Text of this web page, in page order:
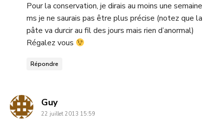
Pour la conservation, je dirais au moins une semaine
ms je ne saurais pas être plus précise (notez que la
pâte va durcir au fil des jours mais rien d’anormal)
Régalez vous
Répondre
Guydit
:
22 juillet 2013 15:59